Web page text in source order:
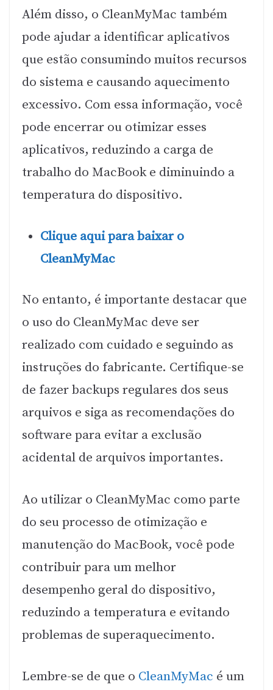
Além disso, o CleanMyMac também
pode ajudar a identificar aplicativos
que estão consumindo muitos recursos
do sistema e causando aquecimento
excessivo. Com essa informação, você
pode encerrar ou otimizar esses
aplicativos, reduzindo a carga de
trabalho do MacBook e diminuindo a
temperatura do dispositivo.
Clique aqui para baixar o
CleanMyMac
No entanto, é importante destacar que
o uso do CleanMyMac deve ser
realizado com cuidado e seguindo as
instruções do fabricante. Certifique-se
de fazer backups regulares dos seus
arquivos e siga as recomendações do
software para evitar a exclusão
acidental de arquivos importantes.
Ao utilizar o CleanMyMac como parte
do seu processo de otimização e
manutenção do MacBook, você pode
contribuir para um melhor
desempenho geral do dispositivo,
reduzindo a temperatura e evitando
problemas de superaquecimento.
Lembre-se de que o CleanMyMac é um